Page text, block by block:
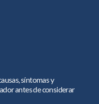
síntomas y
antes de considerar